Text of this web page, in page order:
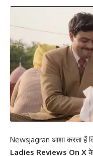
Newsjagran आशा करता हैं
Ladies Reviews On X